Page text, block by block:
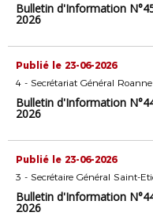
Bulletin d'Information
2026
Publié le 23-06-2026
4 - Secrétariat Général Roanne
Bulletin d'Information
2026
Publié le 23-06-2026
3 - Secrétaire Général Saint-
Bulletin d'Information
2026